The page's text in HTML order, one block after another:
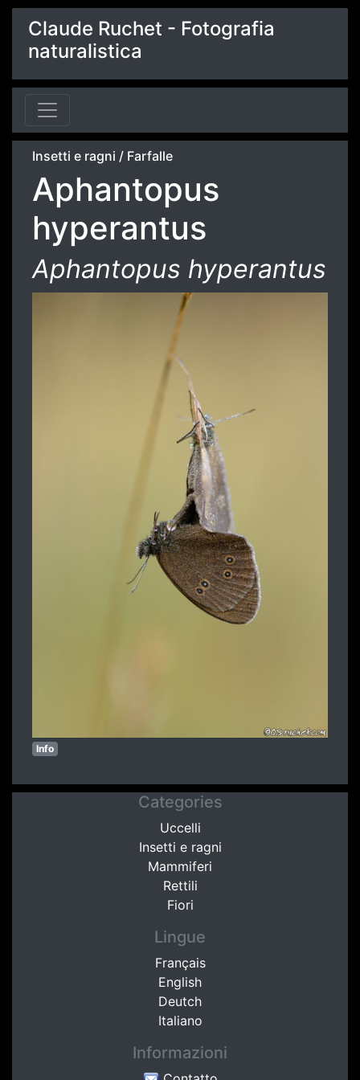
Claude Ruchet - Fotografia
naturalistica
Insetti e ragni / Farfalle
Aphantopus
hyperantus
Aphantopus hyperantus
Info
Categories
Uccelli
Insetti e ragni
Mammiferi
Rettili
Fiori
Lingue
Français
English
Deutch
Italiano
Informazioni